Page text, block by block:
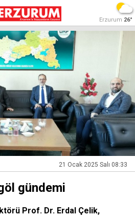
Erzurum 26°
21 Ocak 2025 Salı 08:33
gündemi
Prof. Dr. Erdal Çelik,